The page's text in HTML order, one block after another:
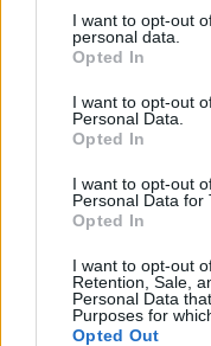
I want to opt-out
personal data.
Opted In
I want to opt-out
Personal Data.
Opted In
I want to opt-out
Personal Data for
Opted In
I want to opt-out
Retention, Sale,
Personal Data
Purposes for
Opted Out
Pareigūnės išėjo į
parką: ragino
vilionėms (2)